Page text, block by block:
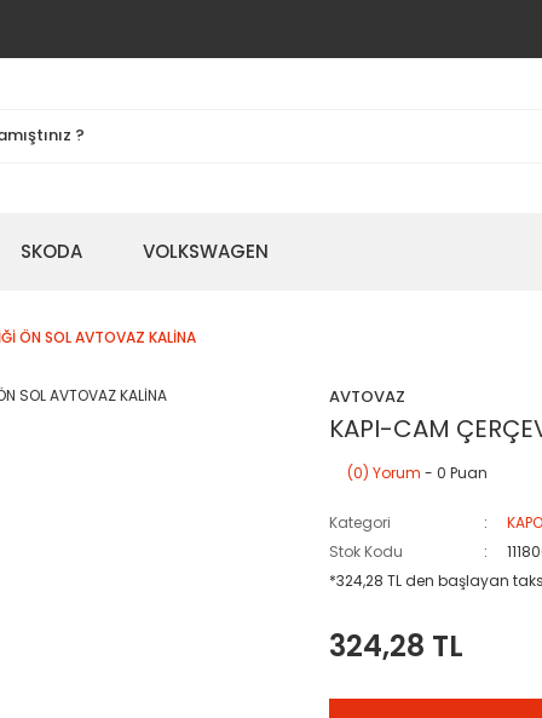
SKODA VOLKSWAGEN
ÖN SOL AVTOVAZ KALİNA
AVTOVAZ
KAPI-CAM
(0) Yorum - 0 Puan
Kategori
Stok Kodu
*324,28 TL den başlayan
324,28 TL